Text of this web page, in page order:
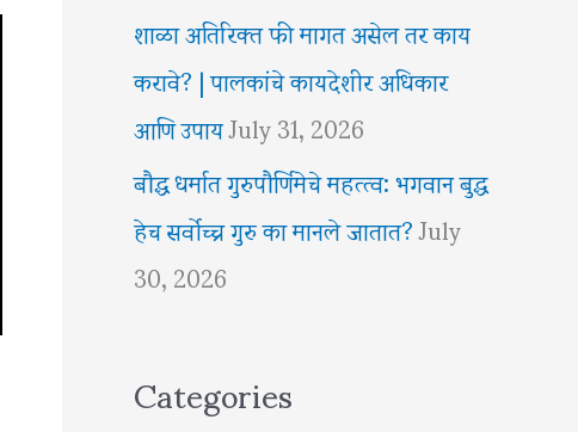
शाळा अतिरिक्त फी मागत असेल तर काय
करावे? | पालकांचे कायदेशीर अधिकार
आणि उपायJuly 31, 2026
बौद्ध धर्मात गुरुपौर्णिमेचे महत्त्व: भगवान बुद्ध
हेच सर्वोच्च गुरु का मानले जातात?July
30, 2026
Categories